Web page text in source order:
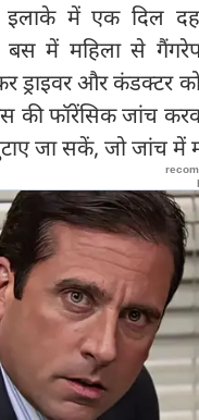
इलाके में एक दिल
बस में महिला से गैंगरेप
और कंडक्टर को
की फॉरेंसिक जांच
जा सकें, जो जांच में